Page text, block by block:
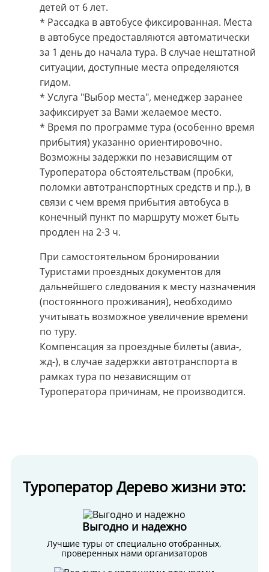
детей от 6 лет.
* Рассадка в автобусе фиксированная. Места
в автобусе предоставляются автоматически
за 1 день до начала тура. В случае нештатной
ситуации, доступные места определяются
гидом.
* Услуга "Выбор места", менеджер заранее
зафиксирует за Вами желаемое место.
* Время по программе тура (особенно время
прибытия) указанно ориентировочно.
Возможны задержки по независящим от
Туроператора обстоятельствам (пробки,
поломки автотранспортных средств и пр.), в
связи с чем время прибытия автобуса в
конечный пункт по маршруту может быть
продлен на 2-3 ч.
При самостоятельном бронировании
Туристами проездных документов для
дальнейшего следования к месту назначения
(постоянного проживания), необходимо
учитывать возможное увеличение времени
по туру.
Компенсация за проездные билеты (авиа-,
жд-), в случае задержки автотранспорта в
рамках тура по независящим от
Туроператора причинам, не производится.
Туроператор Дерево жизни это:
Выгодно и надежно
Лучшие туры от специально отобранных,
проверенных нами организаторов